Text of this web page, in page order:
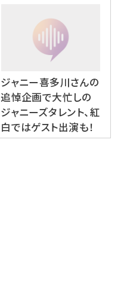
ジャニー喜多川さんの
追悼企画で大忙しの
ジャニーズタレント、紅
白ではゲスト出演も！